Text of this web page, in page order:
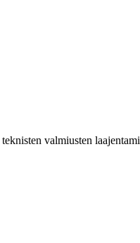
valmiusten